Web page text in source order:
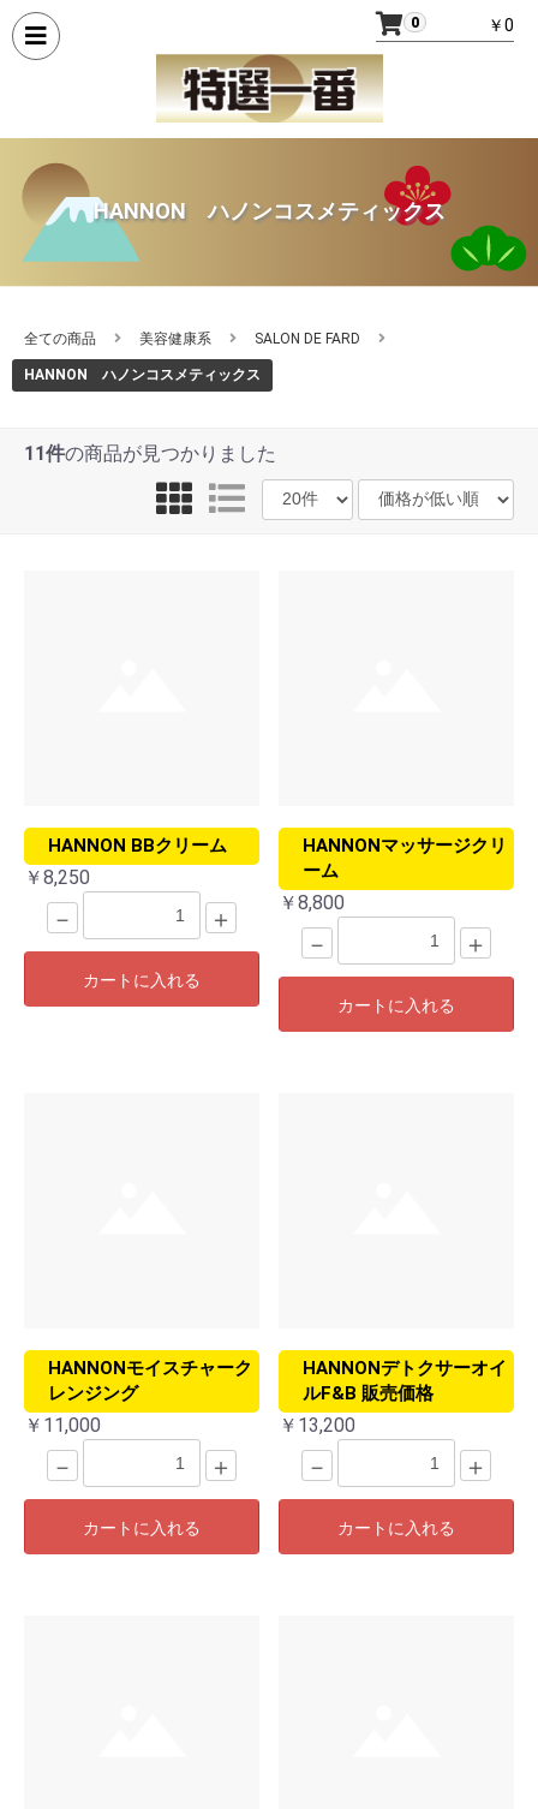
0 ￥0
HANNON ハノンコスメティックス
全ての商品 美容健康系 SALON DE FARD
HANNON ハノンコスメティックス
11件の商品が見つかりました
HANNON BBクリーム
￥8,250
－ ＋
カートに入れる
HANNONマッサージクリ
ーム
￥8,800
－ ＋
カートに入れる
HANNONモイスチャーク
レンジング
￥11,000
－ ＋
カートに入れる
HANNONデトクサーオイ
ルF&B 販売価格
￥13,200
－ ＋
カートに入れる